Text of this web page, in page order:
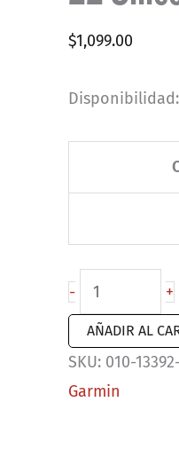
$1,099.00
Disponibilidad:
-
Correas
de
reloj
QuickFit®
22
+
AÑADIR AL
SKU: 010-
Garmin